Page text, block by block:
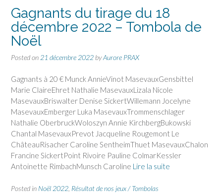
Gagnants du tirage du 18
décembre 2022 – Tombola de
Noël
Posted on 21 décembre 2022 byAurore PRAX
Gagnants à 20 € Munck AnnieVinot MasevauxGensbittel
Marie ClaireEhret Nathalie MasevauxLizala Nicole
MasevauxBriswalter Denise SickertWillemann Jocelyne
MasevauxEmberger Luka MasevauxTrommenschlager
Nathalie OberbruckWoloszyn Annie KirchbergBukowski
Chantal MasevauxPrevot Jacqueline Rougemont Le
ChâteauRisacher Caroline SentheimThuet MasevauxChalon
Francine SickertPoint Rivoire Pauline ColmarKessler
Antoinette RimbachMunsch Caroline Lire la suite
Posted in Noël 2022 Résultat de nos jeux / Tombolas